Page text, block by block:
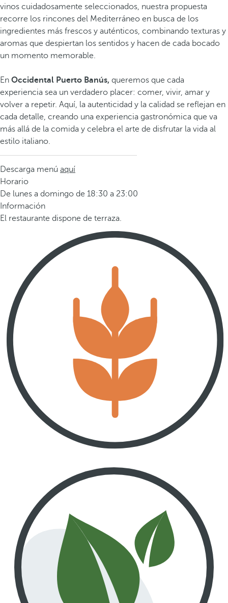
vinos cuidadosamente seleccionados, nuestra propuesta
recorre los rincones del Mediterráneo en busca de los
ingredientes más frescos y auténticos, combinando texturas y
aromas que despiertan los sentidos y hacen de cada bocado
un momento memorable.
En Occidental Puerto Banús, queremos que cada
experiencia sea un verdadero placer: comer, vivir, amar y
volver a repetir. Aquí, la autenticidad y la calidad se reflejan en
cada detalle, creando una experiencia gastronómica que va
más allá de la comida y celebra el arte de disfrutar la vida al
estilo italiano.
Descarga menú aquí
Horario
De lunes a domingo de 18:30 a 23:00
Información
El restaurante dispone de terraza.